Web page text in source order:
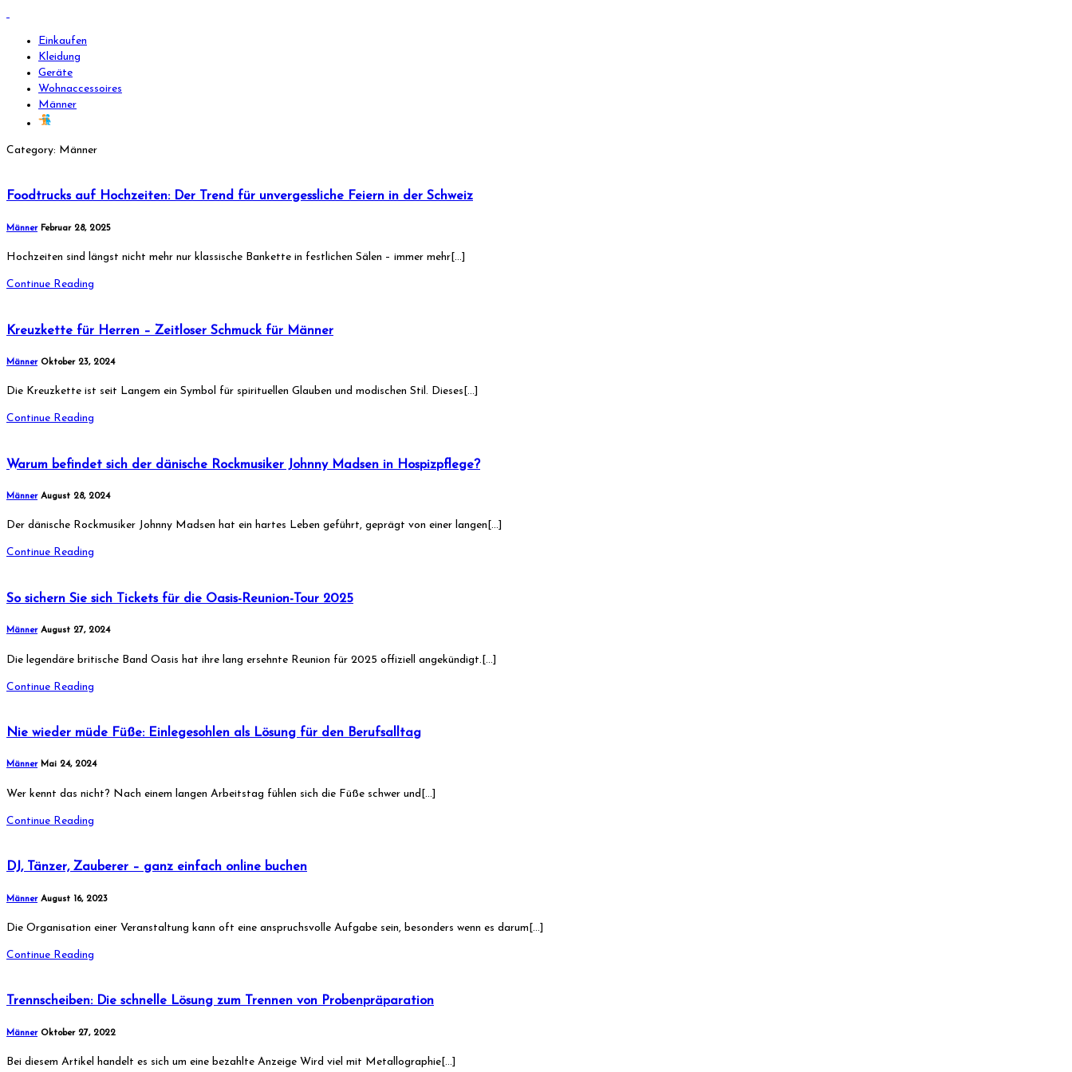
Einkaufen
Kleidung
Geräte
Wohnaccessoires
Männer
Category: Männer
Foodtrucks auf Hochzeiten: Der Trend für unvergessliche Feiern in der Schweiz
Männer Februar 28, 2025
Hochzeiten sind längst nicht mehr nur klassische Bankette in festlichen Sälen – immer mehr[…]
Continue Reading
Kreuzkette für Herren – Zeitloser Schmuck für Männer
Männer Oktober 23, 2024
Die Kreuzkette ist seit Langem ein Symbol für spirituellen Glauben und modischen Stil. Dieses[…]
Continue Reading
Warum befindet sich der dänische Rockmusiker Johnny Madsen in Hospizpflege?
Männer August 28, 2024
Der dänische Rockmusiker Johnny Madsen hat ein hartes Leben geführt, geprägt von einer langen[…]
Continue Reading
So sichern Sie sich Tickets für die Oasis-Reunion-Tour 2025
Männer August 27, 2024
Die legendäre britische Band Oasis hat ihre lang ersehnte Reunion für 2025 offiziell angekündigt.[…]
Continue Reading
Nie wieder müde Füße: Einlegesohlen als Lösung für den Berufsalltag
Männer Mai 24, 2024
Wer kennt das nicht? Nach einem langen Arbeitstag fühlen sich die Füße schwer und[…]
Continue Reading
DJ, Tänzer, Zauberer – ganz einfach online buchen
Männer August 16, 2023
Die Organisation einer Veranstaltung kann oft eine anspruchsvolle Aufgabe sein, besonders wenn es darum[…]
Continue Reading
Trennscheiben: Die schnelle Lösung zum Trennen von Probenpräparation
Männer Oktober 27, 2022
Bei diesem Artikel handelt es sich um eine bezahlte Anzeige Wird viel mit Metallographie[…]